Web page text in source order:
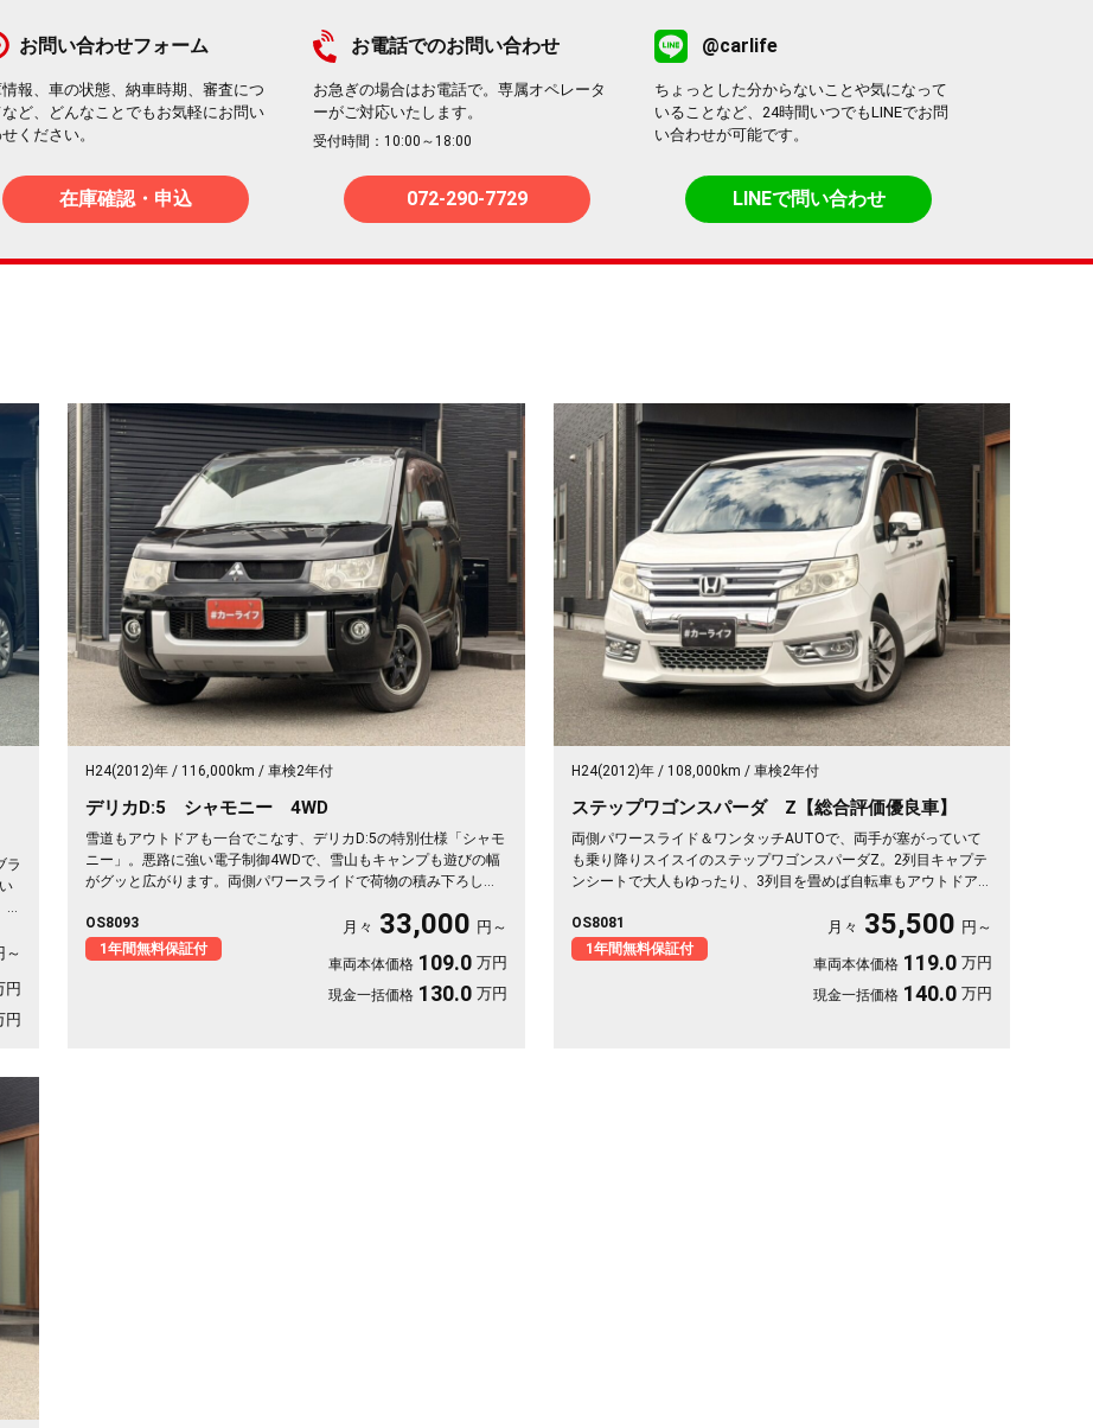
お問い合わせフォーム
報、車の状態、納車時期、審査につ
など、どんなことでもお気軽にお問い
ください。
在庫確認・申込
お電話でのお問い合わせ
お急ぎの場合はお電話で。専属オペレータ
ーがご対応いたします。
受付時間：10:00～18:00
072-290-7729
@carlife
ちょっとした分からないことや気になって
いることなど、24時間いつでもLINEでお問
い合わせが可能です。
LINEで問い合わせ
ラ
キ
、
～
円
円
H24(2012)年 116,000km 車検2年付
デリカD:5 シャモニー 4WD
雪道もアウトドアも一台でこなす、デリカD:5の特別仕様「シャモ
ニー」。悪路に強い電子制御4WDで、雪山もキャンプも遊びの幅
がグッと広がります。両側パワースライドで荷物の積み下ろしも
動も車内が退屈しません。ブラックボディに社外16インチが効い
た一台で、週末の遠出が待ち遠しくなりますよ。乗り込むほどに
OS8093
1年間無料保証付
月々 33,000 円～
車両本体価格 109.0 万円
現金一括価格 130.0 万円
H24(2012)年 108,000km 車検2年付
ステップワゴンスパーダ Z【総合評価優良車】
両側パワースライド＆ワンタッチAUTOで、両手が塞がっていて
も乗り降りスイスイのステップワゴンスパーダZ。2列目キャプテ
ンシートで大人もゆったり、3列目を畳めば自転車もアウトドア道
週末の遠出まで大活躍。前後ドラレコで万が一の時も映像がしっ
かり残せて安心。天井のフリップダウンモニターで長距離も退屈
知らず。毎日の相棒にぴったりの一台です🚗✨💺🙌😊《1年保証
OS8081
1年間無料保証付
月々 35,500 円～
車両本体価格 119.0 万円
現金一括価格 140.0 万円